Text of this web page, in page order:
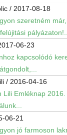
/ 2017-08-18
szeretném
pályázaton!...
06-23
kapcsolódó
/ 2016-04-16
Lili Emléknap
06-21
jó farmoson